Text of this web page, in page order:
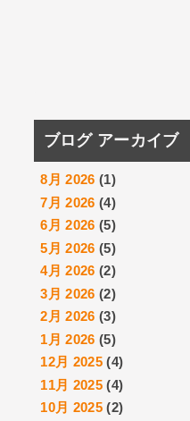
ブログ アーカイブ
8月 2026 (1)
7月 2026 (4)
6月 2026 (5)
5月 2026 (5)
4月 2026 (2)
3月 2026 (2)
2月 2026 (3)
1月 2026 (5)
12月 2025 (4)
11月 2025 (4)
10月 2025 (2)